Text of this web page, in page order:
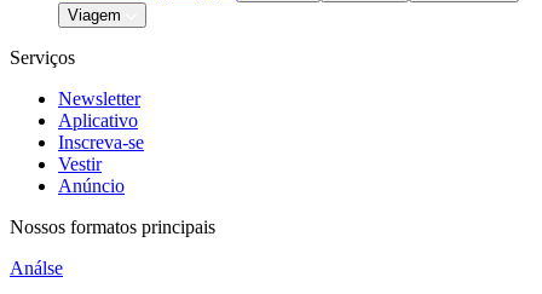
Viagem
Serviços
Newsletter
Aplicativo
Inscreva-se
Vestir
Anúncio
Nossos formatos principais
Análse